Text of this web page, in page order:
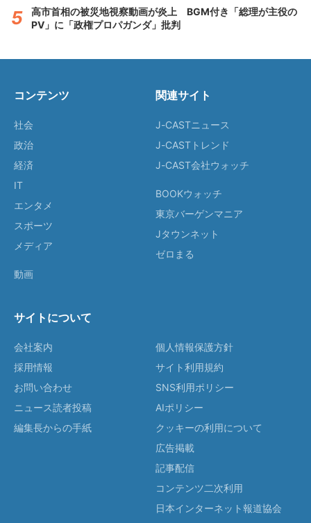
高市首相の被災地視察動画が炎上 BGM付き「総理が主役の
PV」に「政権プロパガンダ」批判
コンテンツ
社会
政治
経済
IT
エンタメ
スポーツ
メディア
動画
関連サイト
J-CASTニュース
J-CASTトレンド
J-CAST会社ウォッチ
BOOKウォッチ
東京バーゲンマニア
Jタウンネット
ゼロまる
サイトについて
会社案内
採用情報
お問い合わせ
ニュース読者投稿
編集長からの手紙
個人情報保護方針
サイト利用規約
SNS利用ポリシー
AIポリシー
クッキーの利用について
広告掲載
記事配信
コンテンツ二次利用
日本インターネット報道協会